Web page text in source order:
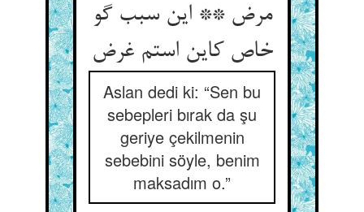
مرض ** این سبب گو
خاص کاین استم غرض‌‌
Aslan dedi ki: “Sen bu
sebepleri bırak da şu
geriye çekilmenin
sebebini söyle, benim
maksadım o.”